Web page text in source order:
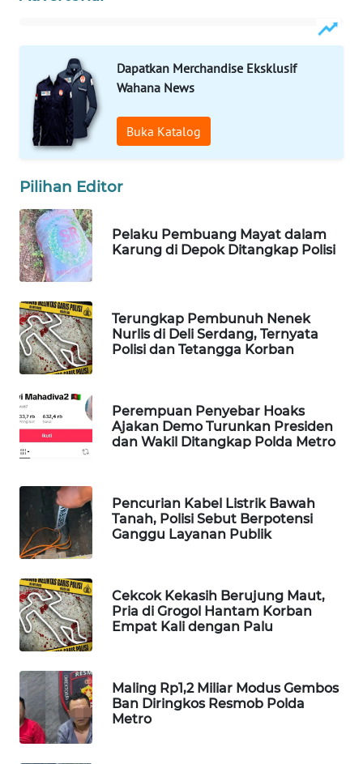
Dapatkan Merchandise Eksklusif
Wahana News
Buka Katalog
Pilihan Editor
Pelaku Pembuang Mayat dalam
Karung di Depok Ditangkap Polisi
Terungkap Pembunuh Nenek
Nurlis di Deli Serdang, Ternyata
Polisi dan Tetangga Korban
Perempuan Penyebar Hoaks
Ajakan Demo Turunkan Presiden
dan Wakil Ditangkap Polda Metro
Pencurian Kabel Listrik Bawah
Tanah, Polisi Sebut Berpotensi
Ganggu Layanan Publik
Cekcok Kekasih Berujung Maut,
Pria di Grogol Hantam Korban
Empat Kali dengan Palu
Maling Rp1,2 Miliar Modus Gembos
Ban Diringkos Resmob Polda
Metro
WAHANA
KONSUMEN
WAHANA
WAHANA
TRAVEL
WAHANA
WAHANANEWS
ID
WAHANANEWS
CO ID
WAHANANEWS
WAHANA
SPORT
WAHANA
UMKM
WAHANA
SELEB
WAHANA
PERSONA